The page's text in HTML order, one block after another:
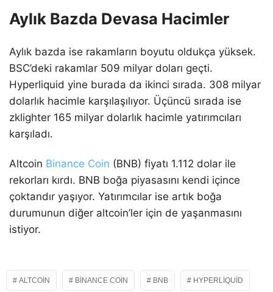
Aylık Bazda Devasa Hacimler
Aylık bazda ise rakamların boyutu oldukça yüksek.
BSC’deki rakamlar 509 milyar doları geçti.
Hyperliquid yine burada da ikinci sırada. 308 milyar
dolarlık hacimle karşılaşılıyor. Üçüncü sırada ise
zklighter 165 milyar dolarlık hacimle yatırımcıları
karşıladı.
Altcoin Binance Coin (BNB) fiyatı 1.112 dolar ile
rekorları kırdı. BNB boğa piyasasını kendi içince
çoktandır yaşıyor. Yatırımcılar ise artık boğa
durumunun diğer altcoin’ler için de yaşanmasını
istiyor.
ALTCOIN BINANCE COIN BNB HYPERLIQUID